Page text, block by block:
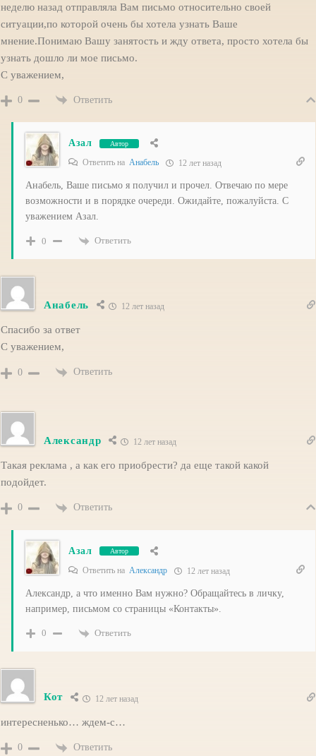
неделю назад отправляла Вам письмо относительно своей
ситуации,по которой очень бы хотела узнать Ваше
мнение.Понимаю Вашу занятость и жду ответа, просто хотела бы
узнать дошло ли мое письмо.
С уважением,
0 Ответить
Азал Автор
Ответить на Анабель 12 лет назад
Анабель, Ваше письмо я получил и прочел. Отвечаю по мере
возможности и в порядке очереди. Ожидайте, пожалуйста. С
уважением Азал.
0 Ответить
Анабель 12 лет назад
Спасибо за ответ
С уважением,
0 Ответить
Александр 12 лет назад
Такая реклама , а как его приобрести? да еще такой какой
подойдет.
0 Ответить
Азал Автор
Ответить на Александр 12 лет назад
Александр, а что именно Вам нужно? Обращайтесь в личку,
например, письмом со страницы «Контакты».
0 Ответить
Кот 12 лет назад
интересненько… ждем-с…
0 Ответить